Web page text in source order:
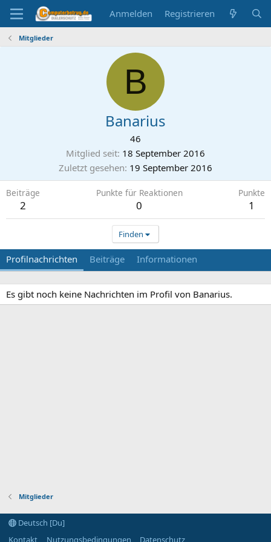
Anmelden Registrieren
Mitglieder
B
Banarius
46
Mitglied seit 18 September 2016
Zuletzt gesehen 19 September 2016
Beiträge
2
Punkte für Reaktionen
0
Punkte
1
Finden
Profilnachrichten Beiträge Informationen
Es gibt noch keine Nachrichten im Profil von Banarius.
Mitglieder
Deutsch [Du]
Kontakt
Nutzungsbedingungen Datenschutz